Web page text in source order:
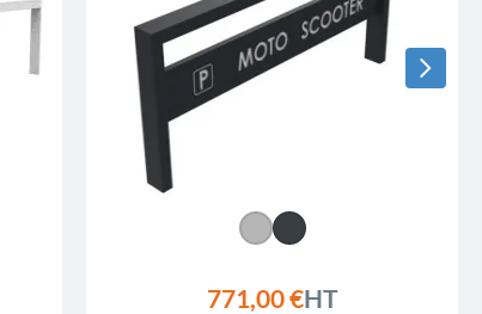
771,00 €HT